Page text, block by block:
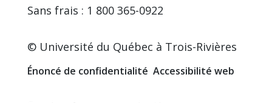
Sans frais : 1 800 365-0922
© Université du Québec à Trois-Rivières
Énoncé de confidentialité Accessibilité web